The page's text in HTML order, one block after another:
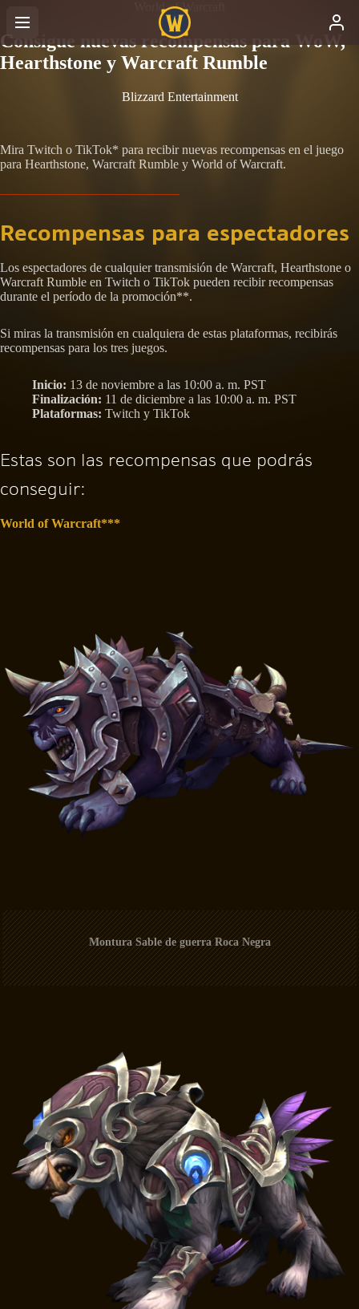
World of Warcraft
Consigue nuevas recompensas para WoW,
Hearthstone y Warcraft Rumble
Blizzard Entertainment
Mira Twitch o TikTok* para recibir nuevas recompensas en el juego
para Hearthstone, Warcraft Rumble y World of Warcraft.
Recompensas para espectadores
Los espectadores de cualquier transmisión de Warcraft, Hearthstone o
Warcraft Rumble en Twitch o TikTok pueden recibir recompensas
durante el período de la promoción**.
Si miras la transmisión en cualquiera de estas plataformas, recibirás
recompensas para los tres juegos.
Inicio: 13 de noviembre a las 10:00 a. m. PST
Finalización: 11 de diciembre a las 10:00 a. m. PST
Plataformas: Twitch y TikTok
Estas son las recompensas que podrás
conseguir:
World of Warcraft***
Montura Sable de guerra Roca Negra